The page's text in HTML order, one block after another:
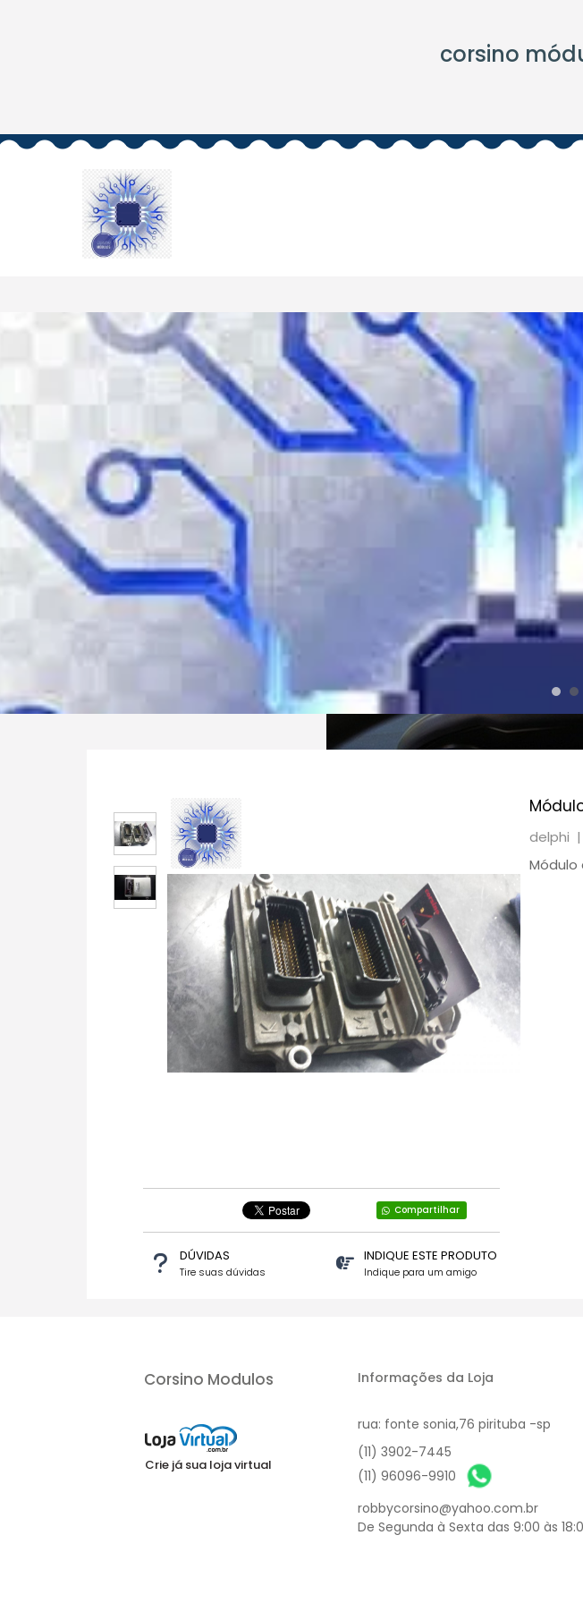
corsino
Compartilhar
DÚVIDAS
Tire suas dúvidas
INDIQUE ESTE PRODUTO
Indique para um amigo
delphi |
Módulo
Corsino Modulos
Crie já sua loja virtual
Informações da Loja
rua: fonte sonia,76 pirituba -sp
(11) 3902-7445
(11) 96096-9910
robbycorsino@yahoo.com.br
De Segunda à Sexta das 9:00 às